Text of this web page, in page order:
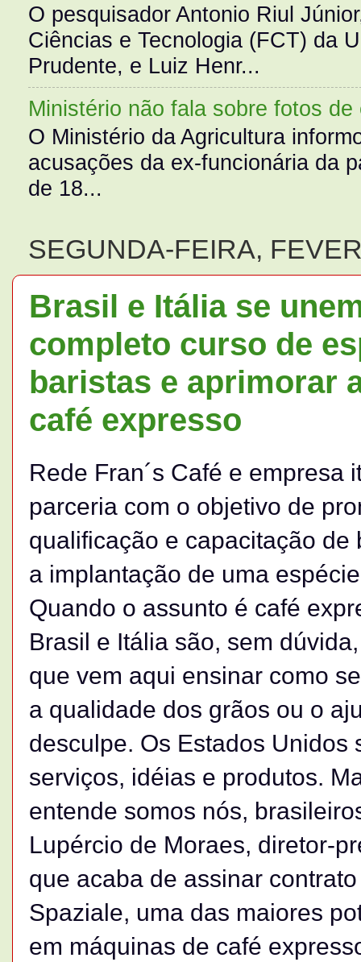
O pesquisador Antonio Riul
Ciências e Tecnologia (FCT) da
Prudente, e Luiz Henr...
Ministério não fala sobre fotos de
O Ministério da Agricultura
acusações da ex-funcionária da
de 18...
SEGUNDA-FEIRA,
Brasil e Itália se
completo curso de
baristas e aprimorar
café expresso
Rede Fran´s Café e empresa
parceria com o objetivo de
qualificação e capacitação
a implantação de uma
Quando o assunto é café
Brasil e Itália são, sem
que vem aqui ensinar como
a qualidade dos grãos ou o
desculpe. Os Estados Unidos
serviços, idéias e produtos.
entende somos nós,
Lupércio de Moraes, diretor-
que acaba de assinar
Spaziale, uma das maiores
em máquinas de café